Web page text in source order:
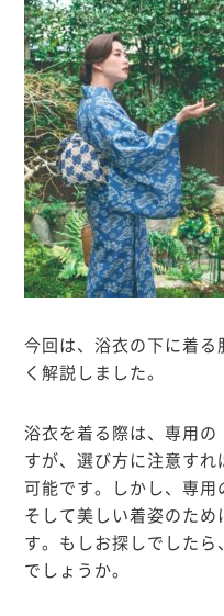
今回は、浴衣の下に着
く解説しました。
浴衣を着る際は、専用の
すが、選び方に注意す
可能です。しかし、専用
そして美しい着姿のた
す。もしお探しでした
でしょうか。